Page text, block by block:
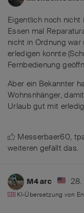
Eigentlich noch
Essen mal
nicht in Ordnung
erledigen konnte
Fernbedienung
Aber ein Bekannter
Wohnsnhänger,
Urlaub gut mit
Messerbaer60,
weiteren gefällt das.
M4arc 28.
KI-Übersetzung von